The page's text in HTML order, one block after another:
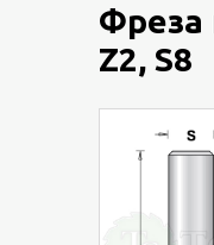
Фреза
Z2, S8